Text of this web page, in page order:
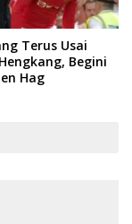
Terus Usai
Begini
Hag